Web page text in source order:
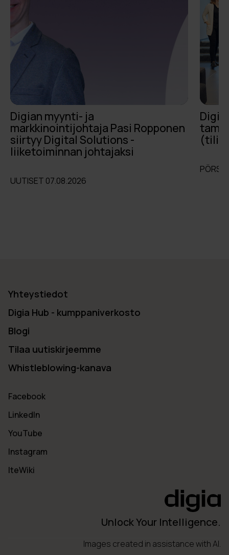
Digian myynti- ja
markkinointijohtaja Pasi Ropponen
siirtyy Digital Solutions -
liiketoiminnan johtajaksi
UUTISET 07.08.2026
Yhteystiedot
Digia Hub - kumppaniverkosto
Blogi
Tilaa uutiskirjeemme
Whistleblowing-kanava
Facebook
LinkedIn
YouTube
Instagram
IteWiki
Unlock Your Intelligence.
Images created in assistance with AI.